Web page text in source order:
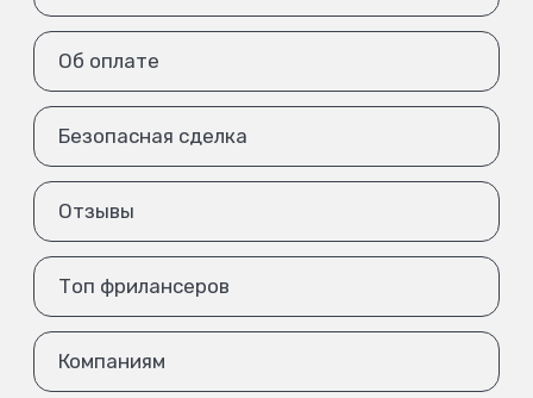
Об оплате
Безопасная сделка
Отзывы
Топ фрилансеров
Компаниям